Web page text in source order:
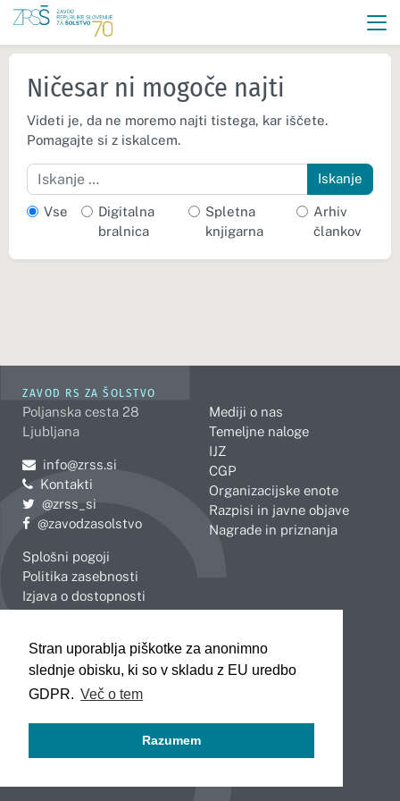
Stran uporablja piškotke za anonimno
slednje obisku, ki so v skladu z EU uredbo
GDPR. Več o tem
Razumem
Ničesar ni mogoče najti
Videti je, da ne moremo najti tistega, kar iščete.
Pomagajte si z iskalcem.
Iskanje
Vse
Digitalna
bralnica
Spletna
knjigarna
Arhiv
člankov
ZAVOD RS ZA ŠOLSTVO
Poljanska cesta 28
Ljubljana
Pošljite e-mail na
info@zrss.si
Kontakti
Pojdite na Twitter:
@zrss_si
Pojdite na Facebook:
@zavodzasolstvo
Splošni pogoji
Politika zasebnosti
Izjava o dostopnosti
Mediji o nas
Temeljne naloge
IJZ
CGP
Organizacijske enote
Razpisi in javne objave
Nagrade in priznanja
Celje
Koper
Kranj
Novo mesto
Slovenj Gradec